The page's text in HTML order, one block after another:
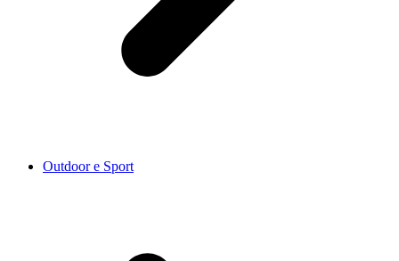
Outdoor e Sport